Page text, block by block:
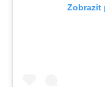
Zobrazit